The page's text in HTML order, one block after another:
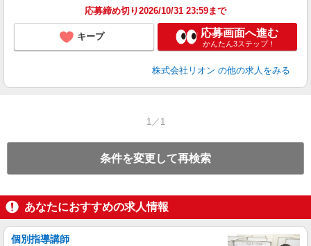
応募締め切り2026/10/31 23:59まで
キープ 応募画面へ進む
かんたん3ステップ！
株式会社リオン の他の求人をみる
1／1
条件を変更して再検索
あなたにおすすめの求人情報
個別指導講師